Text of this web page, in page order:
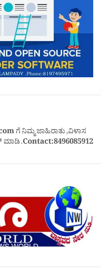
ಗೆ ನಿಮ್ಮ ಜಾಹಿರಾತು ,ವಿಳಾಸ
ಮಾಡಿ .Contact:8496085912